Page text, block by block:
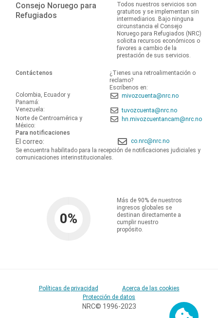
Consejo Noruego para
Refugiados
Todos nuestros servicios son
gratuitos y se implementan sin
intermediarios. Bajo ninguna
circunstancia el Consejo
Noruego para Refugiados (NRC)
solicita recursos económicos o
favores a cambio de la
prestación de sus servicios.
Contáctenos
¿Tienes una retroalimentación o
reclamo?
Escríbenos en:
Colombia, Ecuador y
Panamá:
mivozcuenta@nrc.no
Venezuela:
tuvozcuenta@nrc.no
Norte de Centroamérica y
México:
hn.mivozcuentancam@nrc.no
Para notificaciones
El correo:
co.nrc@nrc.no
Se encuentra habilitado para la recepción de notificaciones judiciales y
comunicaciones interinstitucionales.
0%
Más de 90% de nuestros
ingresos globales se
destinan directamente a
cumplir nuestro
propósito.
Políticas de privacidad
Acerca de las cookies
Protección de datos
NRC© 1996-2023